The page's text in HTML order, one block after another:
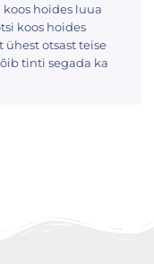
hoides luua
koos hoides
ühest otsast teise
tinti segada ka